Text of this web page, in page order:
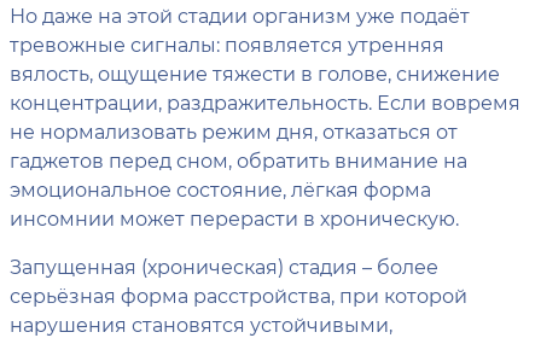
Но даже на этой стадии организм уже подаёт
тревожные сигналы: появляется утренняя
вялость, ощущение тяжести в голове, снижение
концентрации, раздражительность. Если вовремя
не нормализовать режим дня, отказаться от
гаджетов перед сном, обратить внимание на
эмоциональное состояние, лёгкая форма
инсомнии может перерасти в хроническую.
Запущенная (хроническая) стадия – более
серьёзная форма расстройства, при которой
нарушения становятся устойчивыми,